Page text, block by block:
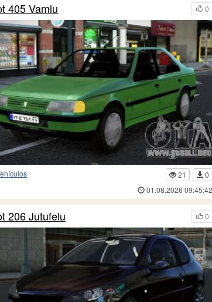
0
405 Vamlu
21
0
01.08.2026 09:45:42
0
206 Jutufelu